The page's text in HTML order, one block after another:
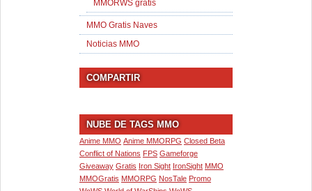
MMORWS gratis
MMO Gratis Naves
Noticias MMO
COMPARTIR
NUBE DE TAGS MMO
Anime MMO Anime MMORPG Closed Beta
Conflict of Nations FPS Gameforge
Giveaway Gratis Iron Sight IronSight MMO
MMOGratis MMORPG NosTale Promo